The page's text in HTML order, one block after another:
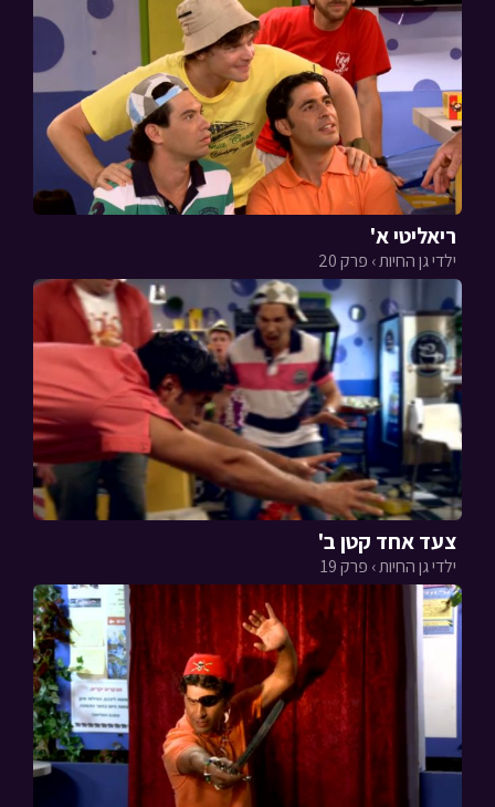
ריאליטי א'
ילדי גן החיות › פרק 20
צעד אחד קטן ב'
ילדי גן החיות › פרק 19